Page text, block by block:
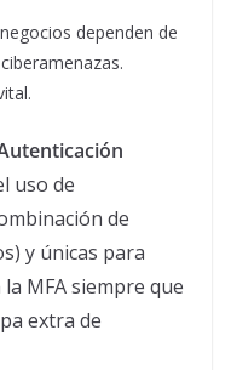
dependen de
uso de
de
y únicas para
MFA siempre que
extra de